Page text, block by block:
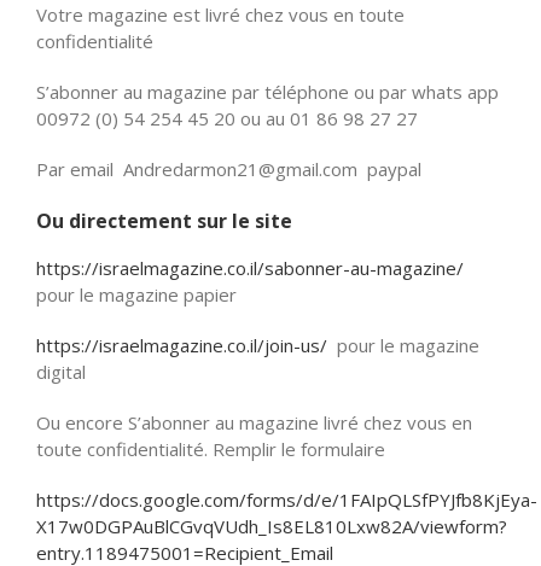
Votre magazine est livré chez vous en toute
confidentialité
S’abonner au magazine par téléphone ou par whats app
00972 (0) 54 254 45 20 ou au 01 86 98 27 27
Par email Andredarmon21@gmail.com paypal
Ou directement sur le site
https://israelmagazine.co.il/sabonner-au-magazine/
pour le magazine papier
https://israelmagazine.co.il/join-us/ pour le magazine
digital
Ou encore S’abonner au magazine livré chez vous en
toute confidentialité. Remplir le formulaire
https://docs.google.com/forms/d/e/1FAIpQLSfPYJfb8KjEya-
X17w0DGPAuBlCGvqVUdh_Is8EL810Lxw82A/viewform?
entry.1189475001=Recipient_Email